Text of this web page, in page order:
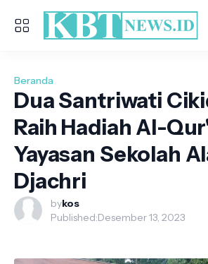
Beranda
Dua Santriwati
Raih Hadiah Al-
Yayasan Sekolah
Djachri
bykos
Published:Desember 13, 2023